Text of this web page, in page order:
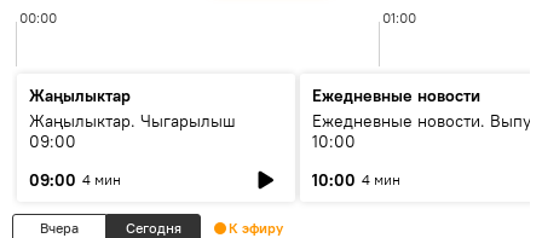
00:00 01:00
Жаңылыктар
Жаңылыктар. Чыгарылыш
09:00
09:00 4 мин
Ежедневные новости
Ежедневные новости.
10:00
10:00 4 мин
Вчера Сегодня К эфиру